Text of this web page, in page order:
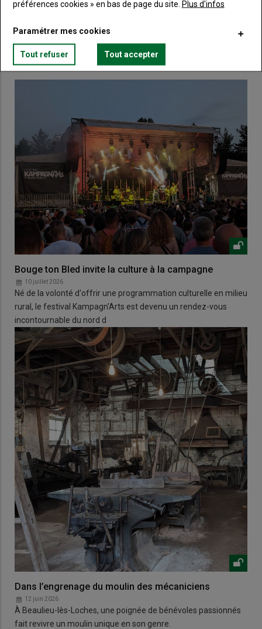
Créez un compte
VOUS AIMEREZ AUSSI
Bouge ton Bled invite la culture à la campagne
10 juillet 2026
Né de la volonté d'offrir une programmation culturelle en milieu
rural, le festival Kampagn'Arts est devenu un rendez-vous
incontournable du nord d
Dans l’engrenage du moulin des mécaniciens
12 juin 2026
À Beaulieu-lès-Loches, une poignée de bénévoles passionnés
fait revivre un moulin unique en son genre.
préférences cookies » en bas de page du site. Plus d'infos
Paramétrer mes cookies
Tout refuser Tout accepter